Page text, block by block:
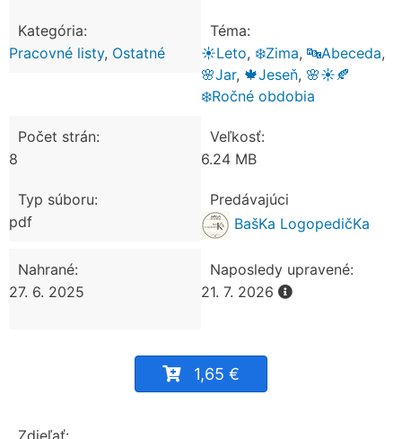
Kategória:
Pracovné listy, Ostatné
Téma:
☀️Leto, ❄️Zima, 🔤Abeceda,
🌸Jar, 🍁Jeseň, 🌸☀️🍂
❄️Ročné obdobia
Počet strán:
8
Veľkosť:
6.24 MB
Typ súboru:
pdf
Predávajúci
BašKa LogopedičKa
Nahrané:
27. 6. 2025
Naposledy upravené:
21. 7. 2026
1,65 €
Zdieľať: